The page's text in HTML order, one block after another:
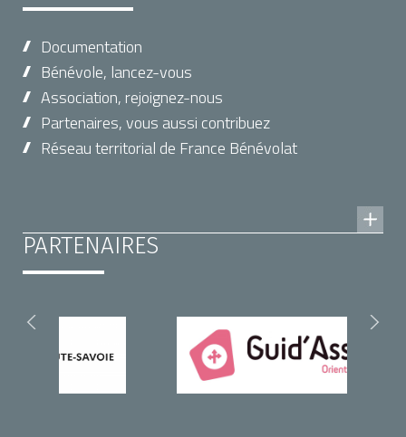
Documentation
Bénévole, lancez-vous
Association, rejoignez-nous
Partenaires, vous aussi contribuez
Réseau territorial de France Bénévolat
PARTENAIRES